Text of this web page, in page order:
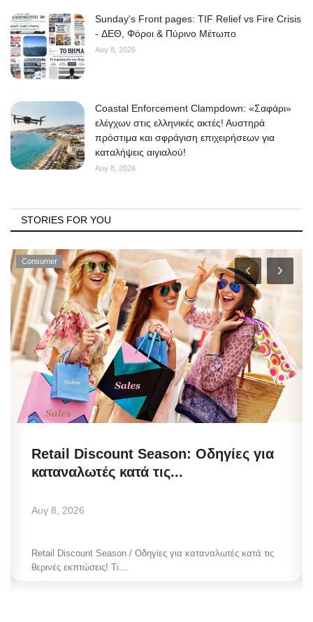
Sunday's Front pages: TIF Relief vs Fire Crisis
- ΔΕΘ, Φόροι & Πύρινο Μέτωπο
Αυγ 8, 2026
Coastal Enforcement Clampdown: «Σαφάρι»
ελέγχων στις ελληνικές ακτές! Αυστηρά
πρόστιμα και σφράγιση επιχειρήσεων για
καταλήψεις αιγιαλού!
Αυγ 8, 2026
STORIES FOR YOU
Consumer
Retail Discount Season: Οδηγίες για
καταναλωτές κατά τις...
Αυγ 8, 2026
Retail Discount Season / Οδηγίες για καταναλωτές κατά τις
θερινές εκπτώσεις! Τι...